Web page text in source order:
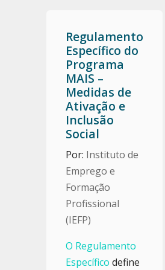
Regulamento
Específico do
Programa
MAIS –
Medidas de
Ativação e
Inclusão
Social
Por: Instituto de
Emprego e
Formação
Profissional
(IEFP)
O Regulamento
Específico define